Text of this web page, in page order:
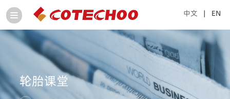
中文 | EN
轮胎课堂